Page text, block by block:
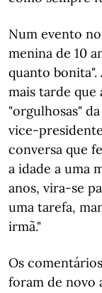
Num evento
menina de 10
quanto
mais tarde que
"orgulhosas"
vice-
conversa que
a idade a uma
anos, vira-se
uma tarefa,
irmã."
Os
foram de novo